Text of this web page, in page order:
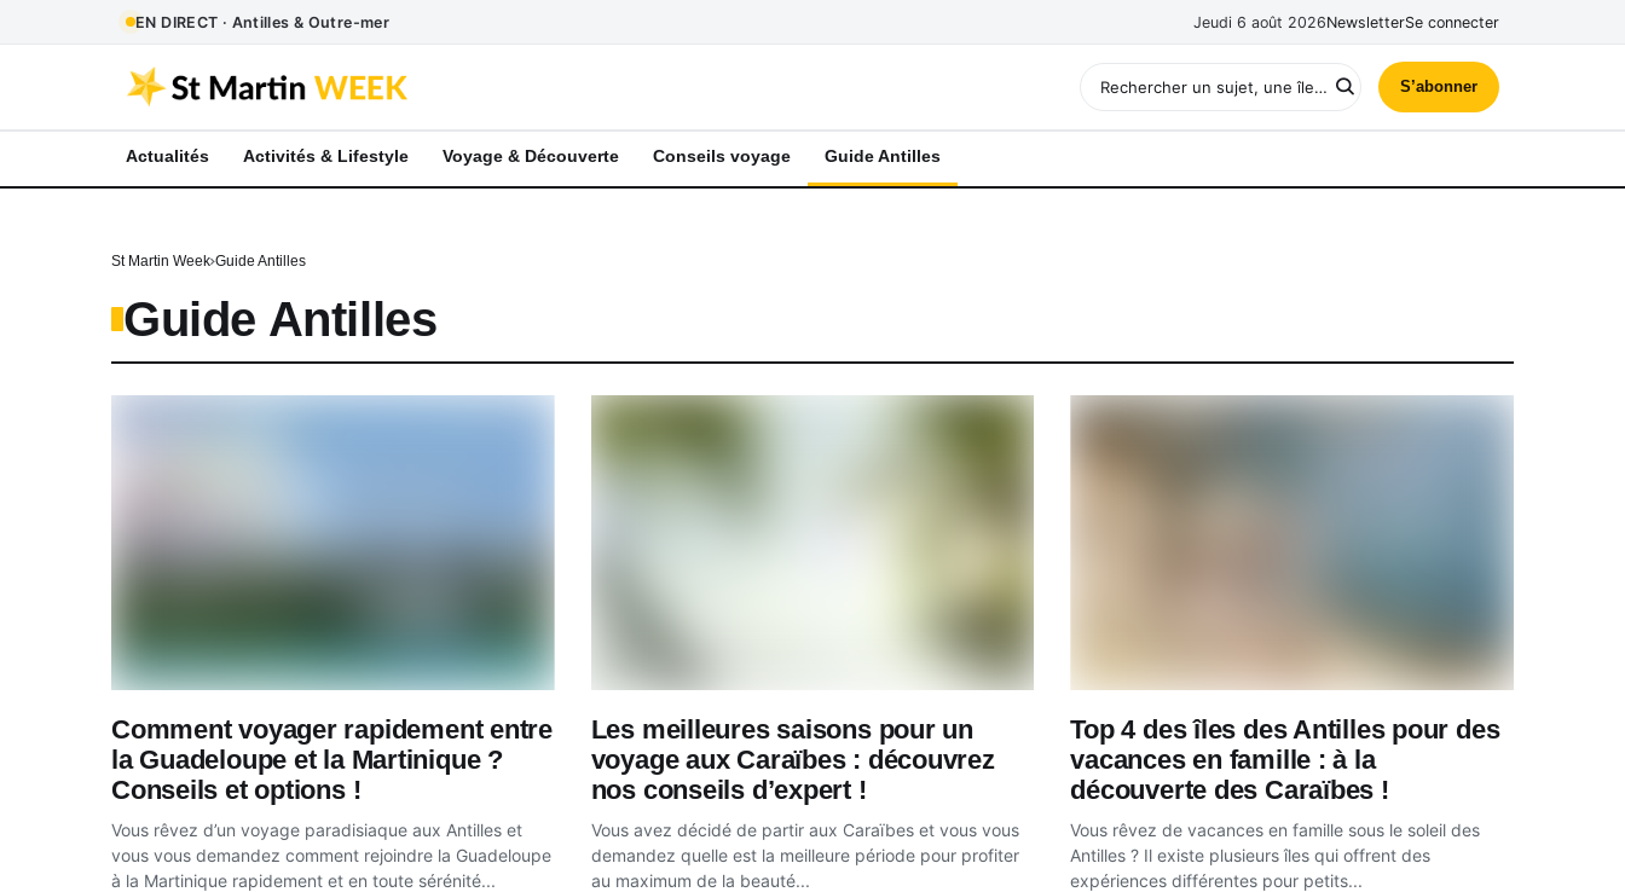
EN DIRECT · Antilles & Outre-mer Jeudi 6 août 2026NewsletterSe connecter
S’abonner
Actualités Activités & Lifestyle Voyage & Découverte Conseils voyage Guide Antilles
St Martin Week Guide Antilles
Guide Antilles
Comment voyager rapidement entre
la Guadeloupe et la Martinique ?
Conseils et options !
Vous rêvez d’un voyage paradisiaque aux Antilles et
vous vous demandez comment rejoindre la Guadeloupe
à la Martinique rapidement et en toute sérénité...
Les meilleures saisons pour un
voyage aux Caraïbes : découvrez
nos conseils d’expert !
Vous avez décidé de partir aux Caraïbes et vous vous
demandez quelle est la meilleure période pour profiter
au maximum de la beauté...
Top 4 des îles des Antilles pour des
vacances en famille : à la
découverte des Caraïbes !
Vous rêvez de vacances en famille sous le soleil des
Antilles ? Il existe plusieurs îles qui offrent des
expériences différentes pour petits...